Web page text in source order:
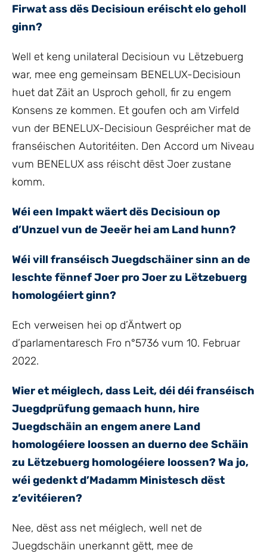
Firwat ass dës Decisioun eréischt elo geholl
ginn?
Well et keng unilateral Decisioun vu Lëtzebuerg
war, mee eng gemeinsam BENELUX-Decisioun
huet dat Zäit an Usproch geholl, fir zu engem
Konsens ze kommen. Et goufen och am Virfeld
vun der BENELUX-Decisioun Gespréicher mat de
franséischen Autoritéiten. Den Accord um Niveau
vum BENELUX ass réischt dëst Joer zustane
komm.
Wéi een Impakt wäert dës Decisioun op
d’Unzuel vun de Jeeër hei am Land hunn?
Wéi vill franséisch Juegdschäiner sinn an de
leschte fënnef Joer pro Joer zu Lëtzebuerg
homologéiert ginn?
Ech verweisen hei op d’Äntwert op
d’parlamentaresch Fro n°5736 vum 10. Februar
2022.
Wier et méiglech, dass Leit, déi déi franséisch
Juegdprüfung gemaach hunn, hire
Juegdschäin an engem anere Land
homologéiere loossen an duerno dee Schäin
zu Lëtzebuerg homologéiere loossen? Wa jo,
wéi gedenkt d’Madamm Ministesch dëst
z’evitéieren?
Nee, dëst ass net méiglech, well net de
Juegdschäin unerkannt gëtt, mee de